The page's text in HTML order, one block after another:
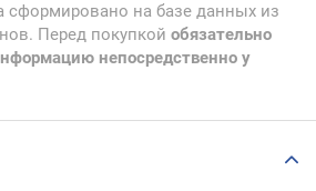
сформировано на базе данных из
Перед покупкой обязательно
непосредственно у